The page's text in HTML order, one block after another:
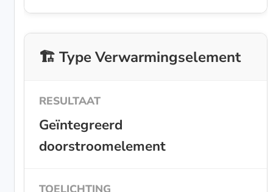
🏗️ Type Verwarmingselement
Geïntegreerd
doorstroomelement